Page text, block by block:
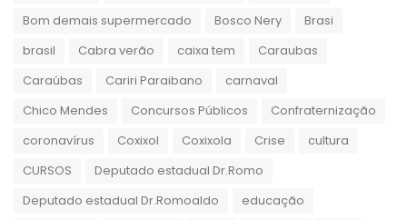
Bom demais supermercado
Bosco Nery
Brasi
brasil
Cabra verão caixa tem
Caraubas
Caraúbas
Cariri Paraibano
carnaval
Chico Mendes
Concursos Públicos
Confraternização
coronavírus
Coxixol Coxixola Crise
cultura
CURSOS
Deputado estadual Dr.Romo
Deputado estadual Dr.Romoaldo
educação